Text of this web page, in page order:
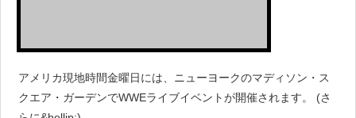
アメリカ現地時間金曜日には、ニューヨークのマディソン・ス
クエア・ガーデンでWWEライブイベントが開催されます。 (さ